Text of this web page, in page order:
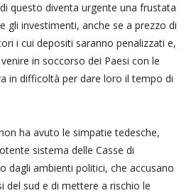
questo diventa urgente una frustata
gli investimenti, anche se a prezzo di
i cui depositi saranno penalizzati e,
in soccorso dei Paesi con le
in difficoltà per dare loro il tempo di
ha avuto le simpatie tedesche,
sistema delle Casse di
dagli ambienti politici, che accusano
del sud e di mettere a rischio le